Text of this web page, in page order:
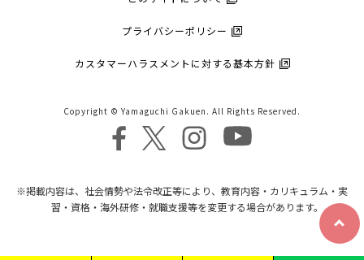
プライバシーポリシー
カスタマーハラスメントに対する基本方針
Copyright © Yamaguchi Gakuen. All Rights Reserved.
※掲載内容は、社会情勢や法令改正等により、教育内容・カリキュラム・実
習・資格・海外研修・就職支援等を変更する場合があります。